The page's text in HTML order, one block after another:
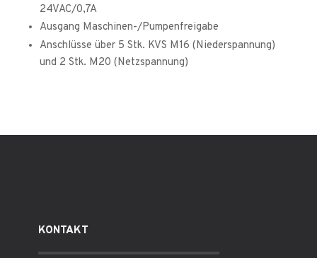
24VAC/0,7A
Ausgang Maschinen-/Pumpenfreigabe
Anschlüsse über 5 Stk. KVS M16 (Niederspannung)
und 2 Stk. M20 (Netzspannung)
KONTAKT